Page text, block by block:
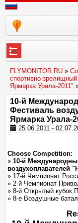
---
FLYMONITOR.RU »
спортивно-
Ярмарка Урала-2011"
10-й
Фестиваль
Ярмарка Урала-
25.06.2011 -
Choose Competition:
» 10-й
воздухоплавателей
» 17-й Чемпионат
» 2-й Чемпионат
» 8-й Открытый кубок
» 8-е Воздушные